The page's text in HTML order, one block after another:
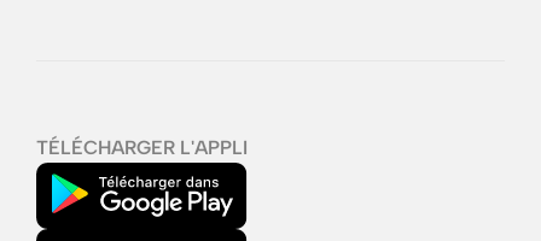
TÉLÉCHARGER L'APPLI